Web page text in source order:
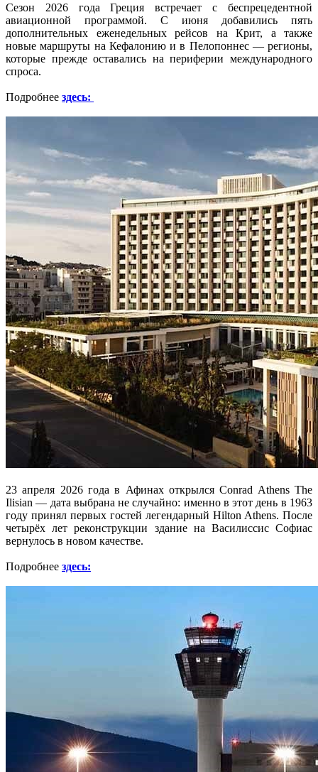
Сезон 2026 года Греция встречает с беспрецедентной
авиационной программой. С июня добавились пять
дополнительных еженедельных рейсов на Крит, а также
новые маршруты на Кефалонию и в Пелопоннес — регионы,
которые прежде оставались на периферии международного
спроса.
Подробнее здесь:
23 апреля 2026 года в Афинах открылся Conrad Athens The
Ilisian — дата выбрана не случайно: именно в этот день в 1963
году принял первых гостей легендарный Hilton Athens. После
четырёх лет реконструкции здание на Василиссис Софиас
вернулось в новом качестве.
Подробнее здесь: